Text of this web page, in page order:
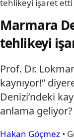
tehlikeyi işaret etti
Marmara
tehlikeyi
Prof. Dr.
kaynıyor!”
Denizi’ndeki
anlama geliyor?
Hakan Göçmez •